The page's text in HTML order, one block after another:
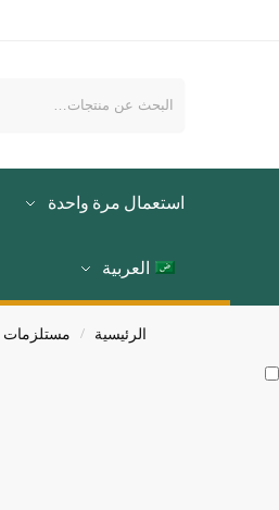
استعمال مرة واحدة
العربية
الرئيسية / مستلزمات